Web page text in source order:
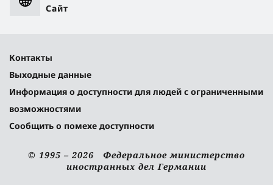
Сайт
Контакты
Выходные данные
Информация о доступности для людей с ограниченными
возможностями
Сообщить о помехе доступности
© 1995 – 2026 Федеральное министерство
иностранных дел Германии